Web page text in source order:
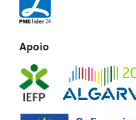
Apoio